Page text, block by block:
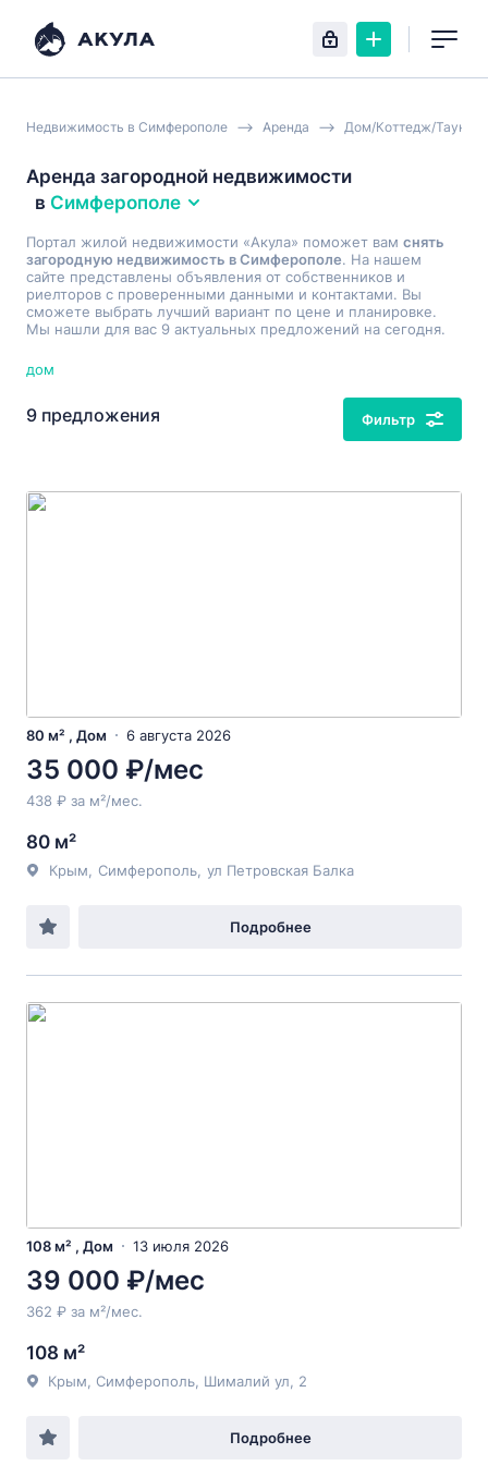
Недвижимость в Симферополе Аренда Дом/Коттедж/
Аренда загородной недвижимости
в Симферополе
Портал жилой недвижимости «Акула» поможет вам снять
загородную недвижимость в Симферополе. На нашем
сайте представлены объявления от собственников и
риелторов с проверенными данными и контактами. Вы
сможете выбрать лучший вариант по цене и планировке.
Мы нашли для вас 9 актуальных предложений на сегодня.
дом
9 предложения Фильтр
80 м² , Дом 6 августа 2026
35 000 ₽/мес
438 ₽ за м²/мес.
80 м²
Крым Симферополь ул Петровская Балка
Подробнее
108 м² , Дом 13 июля 2026
39 000 ₽/мес
362 ₽ за м²/мес.
108 м²
Крым, Симферополь, Шималий ул, 2
Подробнее